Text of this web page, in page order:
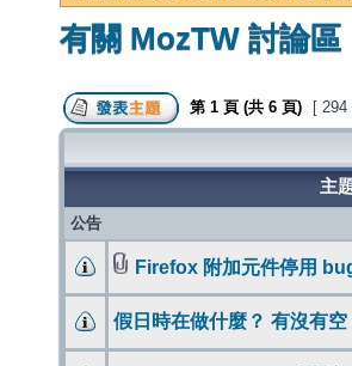
有關 MozTW 討論區
第 1 頁 (共 6 頁) [ 294
主
公告
Firefox 附加元件停用
假日時在做什麼？ 有沒有